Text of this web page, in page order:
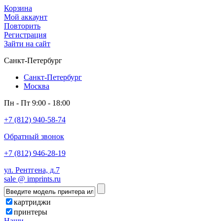
Корзина
Мой аккаунт
Повторить
Регистрация
Зайти на сайт
Санкт-Петербург
Санкт-Петербург
Москва
Пн - Пт 9:00 - 18:00
+7 (812) 940-58-74
Обратный звонок
+7 (812) 946-28-19
ул. Рентгена, д.7
sale @ imprints.ru
картриджи
принтеры